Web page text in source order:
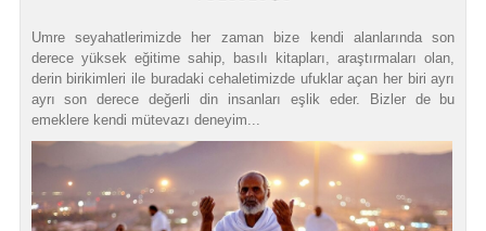
Umre seyahatlerimizde her zaman bize kendi alanlarında son
derece yüksek eğitime sahip, basılı kitapları, araştırmaları olan,
derin birikimleri ile buradaki cehaletimizde ufuklar açan her biri ayrı
ayrı son derece değerli din insanları eşlik eder. Bizler de bu
emeklere kendi mütevazı deneyim...